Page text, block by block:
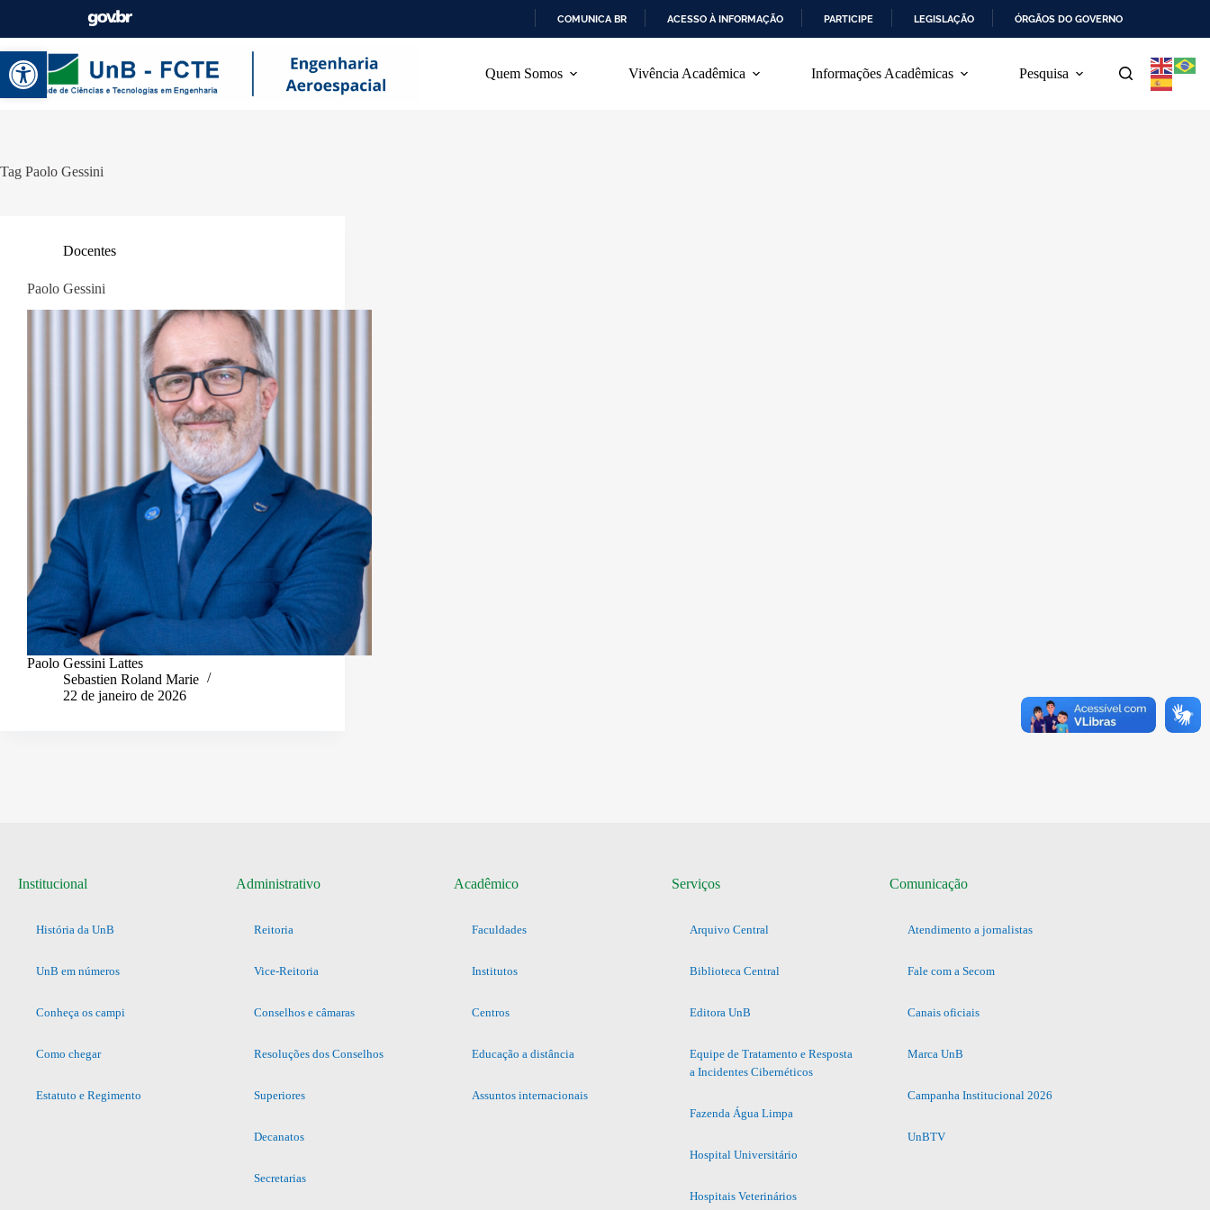
Abrir a barra de ferramentas
COMUNICA BR ACESSO À INFORMAÇÃO PARTICIPE LEGISLAÇÃO ÓRGÃOS DO GOVERNO
Quem Somos Vivência Acadêmica Informações Acadêmicas Pesquisa
Tag Paolo Gessini
Docentes
Paolo Gessini
Paolo Gessini Lattes
Sebastien Roland Marie
22 de janeiro de 2026
Institucional
História da UnB
UnB em números
Conheça os campi
Como chegar
Estatuto e Regimento
Administrativo
Reitoria
Vice-Reitoria
Conselhos e câmaras
Resoluções dos Conselhos
Superiores
Decanatos
Secretarias
Acadêmico
Faculdades
Institutos
Centros
Educação a distância
Assuntos internacionais
Serviços
Arquivo Central
Biblioteca Central
Editora UnB
Equipe de Tratamento e Resposta
a Incidentes Cibernéticos
Fazenda Água Limpa
Hospital Universitário
Hospitais Veterinários
Comunicação
Atendimento a jornalistas
Fale com a Secom
Canais oficiais
Marca UnB
Campanha Institucional 2026
UnBTV